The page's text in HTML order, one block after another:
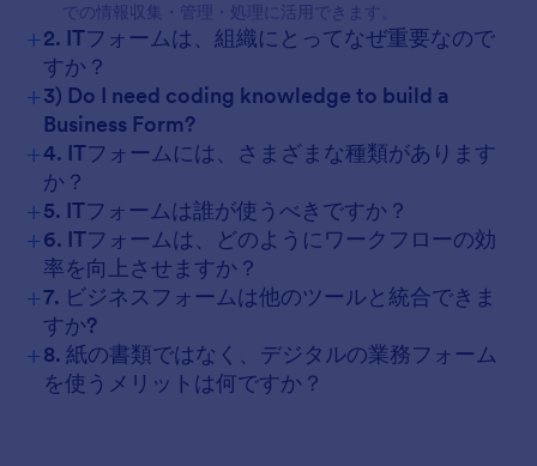
での情報収集・管理・処理に活用できます。
+2. ITフォームは、組織にとってなぜ重要なので
すか？
+3) Do I need coding knowledge to build a
Business Form?
+4. ITフォームには、さまざまな種類があります
か？
+5. ITフォームは誰が使うべきですか？
+6. ITフォームは、どのようにワークフローの効
率を向上させますか？
+7. ビジネスフォームは他のツールと統合できま
すか?
+8. 紙の書類ではなく、デジタルの業務フォーム
を使うメリットは何ですか？